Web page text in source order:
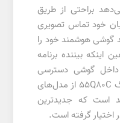
براحتی از طریق
خود تماس تصویری
گوشی هوشمند خود را
اینکه بیننده برنامه
داخل گوشی دسترسی
داشته باشید. تلویزیون سامسونگ 55Q80C از مدل‌های
است که جدیدترین